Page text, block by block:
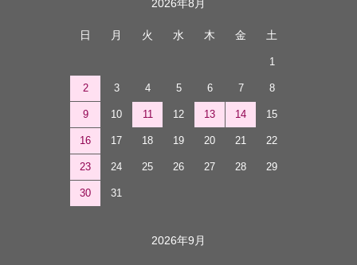
2026年8月
日 月 火 水 木 金 土
1
2 3 4 5 6 7 8
9 10 11 12 13 14 15
16 17 18 19 20 21 22
23 24 25 26 27 28 29
30 31
2026年9月